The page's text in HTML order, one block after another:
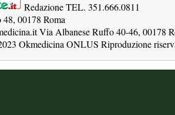
Redazione TEL. 351.666.0811
00178 Roma
Via Albanese Ruffo 40-46, 00178
Okmedicina ONLUS Riproduzione